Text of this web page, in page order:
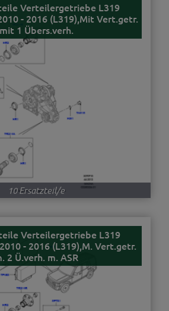
Verteilergetriebe L319
- 2016 (L319),Mit Vert.getr.
mit 1 Übers.verh.
10 Ersatzteil/e
Verteilergetriebe L319
- 2016 (L319),M. Vert.getr.
2 Ü.verh. m. ASR